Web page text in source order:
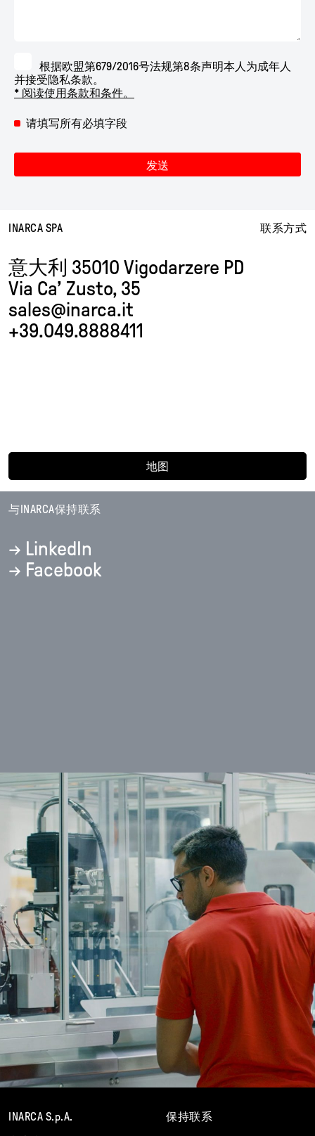
根据欧盟第679/2016号法规第8条声明本人为成年人
并接受隐私条款。
* 阅读使用条款和条件。
请填写所有必填字段
INARCA SPA 联系方式
意大利 35010 Vigodarzere PD
Via Ca’ Zusto, 35
sales@inarca.it
+39.049.8888411
地图
与INARCA保持联系
→ LinkedIn
→ Facebook
INARCA S.p.A. 保持联系